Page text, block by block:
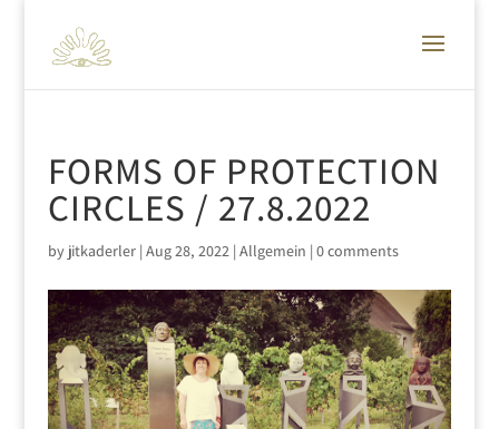
FORMS OF PROTECTION
CIRCLES / 27.8.2022
by jitkaderler| Aug 28, 2022| Allgemein | 0 comments